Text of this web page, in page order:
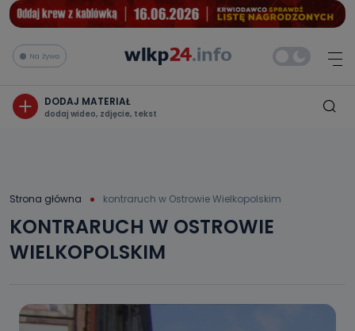
Na żywo
DODAJ MATERIAŁ
dodaj wideo, zdjęcie, tekst
Strona główna kontraruch w Ostrowie Wielkopolskim
KONTRARUCH W OSTROWIE
WIELKOPOLSKIM